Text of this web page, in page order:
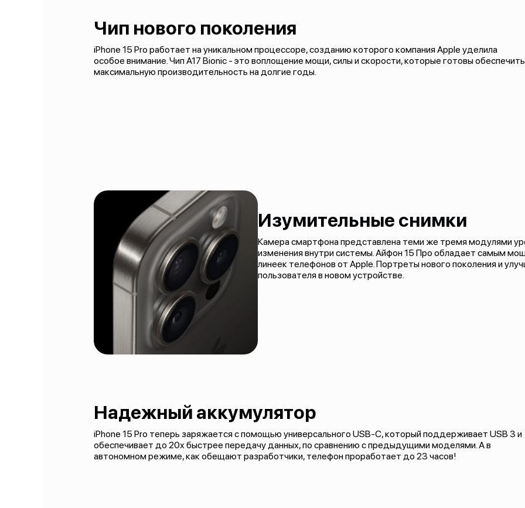
Чип нового поколения
iPhone 15 Pro работает на уникальном процессоре, созданию которого компания Apple уделила
особое внимание. Чип A17 Bionic - это воплощение мощи, силы и скорости, которые готовы обеспечить
максимальную производительность на долгие годы.
Изумительные снимки
Камера смартфона представлена теми же тремя модулями
изменения внутри системы. Айфон 15 Про обладает самым
линеек телефонов от Apple. Портреты нового поколения и
пользователя в новом устройстве.
Надежный аккумулятор
iPhone 15 Pro теперь заряжается с помощью универсального USB-C, который поддерживает USB 3 и
обеспечивает до 20х быстрее передачу данных, по сравнению с предыдущими моделями. А в
автономном режиме, как обещают разработчики, телефон проработает до 23 часов!